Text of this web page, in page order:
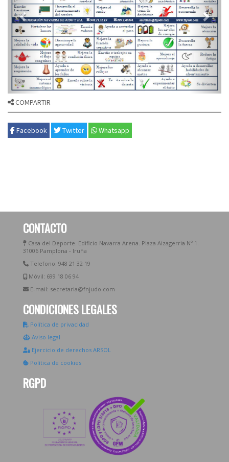
COMPARTIR
Facebook Twitter Whatsapp
CONTACTO
Casa del Deporte. Edificio Navarra Arena. Plaza Aizagerria Nº 1.
31006 Pamplona - Iruña
Telefono: 948 21 32 19
Móvil: 699 18 06 94
E-mail: secretaria@fnjudo.com
CONDICIONES LEGALES
Política de privacidad
Aviso legal
Ejercicio de derechos ARSOL
Política de cookies
RGPD